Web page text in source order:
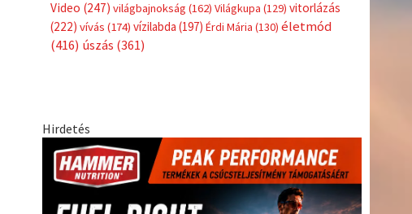
Mercedes(244)motorsport(153)Opel Dakar Team(132) Rali
Világbajnokság(122) Rendezvény(142)rio 2016(373)sport
(438) Sportime Magazin
(416)
úszás
Hirdetés